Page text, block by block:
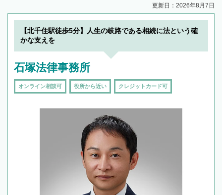
更新日：2026年8月7日
【北千住駅徒歩5分】人生の岐路である相続に法という確
かな支えを
石塚法律事務所
オンライン相談可 役所から近い クレジットカード可